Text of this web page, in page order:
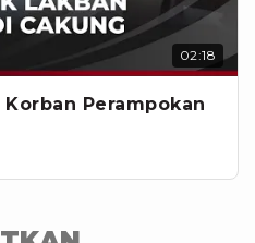
02:18
Perampokan